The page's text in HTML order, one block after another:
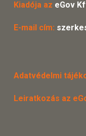
Kiadója az eGov
E-mail cím:
Adatvédelmi
Leiratkozás az